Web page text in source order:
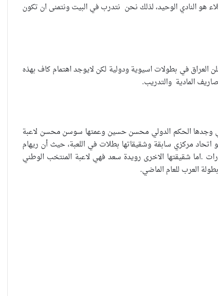
هو النادي الوحيد، لذلك نحن نتدرب في البيت ونتمنى ان تكون
العراق في بطولات اسيوية ودولية لكن لايوجد اهتمام كاف بهذه
المادية والتدريب.
وجدها الحكم الدولي محسن حسين وعمتها سوسن محسن لاعبة
مركزي سابقة وشقيقاتها بطلات في اللعبة، حيث أن ريهام
بطولة العالم بالامارات .اما شقيقتها الاخرى رويدة سعد فهي لاعبة المنتخب الوطني
العرب للعام الماضي.
الحرية
“كون آي” لماذا تركت وظيفتها